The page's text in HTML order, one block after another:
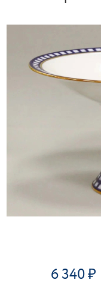
6 340